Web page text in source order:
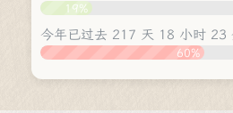
19%
今年已过去 217 天 18 小时 23
60%